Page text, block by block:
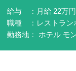
給与 ：月給 22万円
職種 ：レストラン
勤務地： ホテル モ